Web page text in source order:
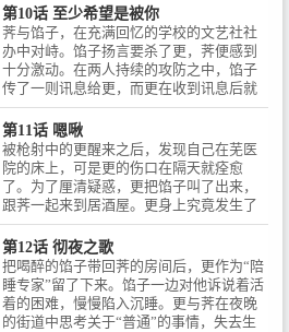
第10话 至少希望是被你
荠与馅子，在充满回忆的学校的文艺社社
办中对峙。馅子扬言要杀了更，荠便感到
十分激动。在两人持续的攻防之中，馅子
传了一则讯息给更，而更在收到讯息后就
拔腿狂奔。「不快点的话……侦探小姐就
要死掉了……！！」
第11话 嗯啾
被枪射中的更醒来之后，发现自己在芜医
院的床上，可是更的伤口在隔天就痊愈
了。为了厘清疑惑，更把馅子叫了出来，
跟荠一起来到居酒屋。更身上究竟发生了
什么事情……
第12话 彻夜之歌
把喝醉的馅子带回荠的房间后，更作为“陪
睡专家”留了下来。馅子一边对他诉说着活
着的困难，慢慢陷入沉睡。更与荠在夜晚
的街道中思考关于“普通”的事情，失去生